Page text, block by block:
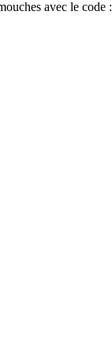
avec le code :